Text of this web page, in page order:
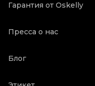
Гарантия от Oskelly
Пресса о нас
Блог